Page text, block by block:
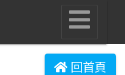
回首頁